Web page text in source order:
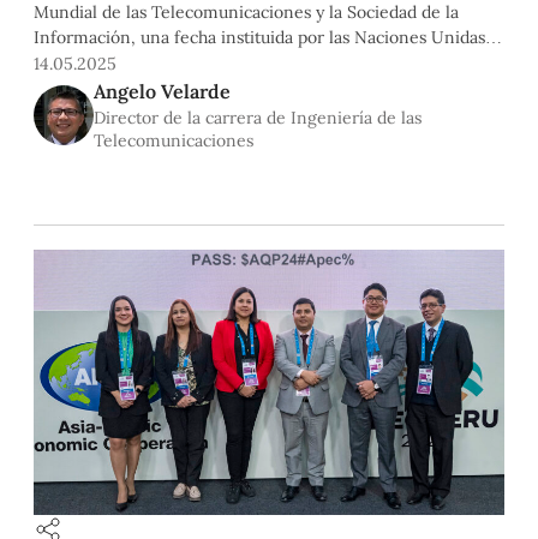
Mundial de las Telecomunicaciones y la Sociedad de la
Información, una fecha instituida por las Naciones Unidas y
la Unión Internacional de Telecomunicaciones (UIT) para
visibilizar el impacto transformador de las tecnologías
digitales en la sociedad y reflexionar sobre los desafíos aún
pendientes en
14.05.2025
Angelo Velarde
Director de la carrera de Ingeniería de las
Telecomunicaciones